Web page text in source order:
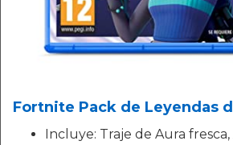
Fortnite Pack de Leyendas
Incluye: Traje de Aura